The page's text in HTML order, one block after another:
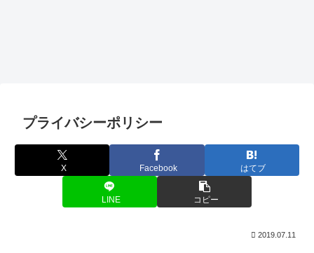
プライバシーポリシー
X Facebook はてブ
LINE コピー
2019.07.11